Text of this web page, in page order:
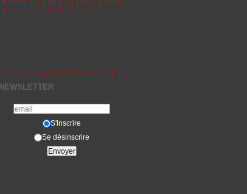
NEWSLETTER
S'inscrire
Se désinscrire